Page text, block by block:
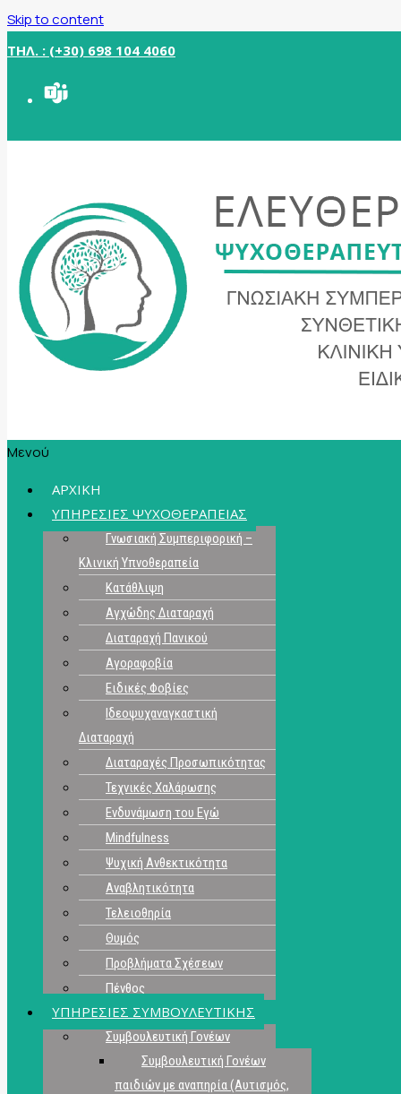
Skip to content
ΤΗΛ. : (+30) 698 104 4060
Μενού
ΑΡΧΙΚΗ
ΥΠΗΡΕΣΙΕΣ ΨΥΧΟΘΕΡΑΠΕΙΑΣ
Γνωσιακή Συμπεριφορική –
Κλινική Υπνοθεραπεία
Κατάθλιψη
Αγχώδης Διαταραχή
Διαταραχή Πανικού
Αγοραφοβία
Ειδικές Φοβίες
Ιδεοψυχαναγκαστική
Διαταραχή
Διαταραχές Προσωπικότητας
Τεχνικές Χαλάρωσης
Ενδυνάμωση του Εγώ
Mindfulness
Ψυχική Ανθεκτικότητα
Αναβλητικότητα
Τελειοθηρία
Θυμός
Προβλήματα Σχέσεων
Πένθος
ΥΠΗΡΕΣΙΕΣ ΣΥΜΒΟΥΛΕΥΤΙΚΗΣ
Συμβουλευτική Γονέων
Συμβουλευτική Γονέων
παιδιών με αναπηρία (Αυτισμός,